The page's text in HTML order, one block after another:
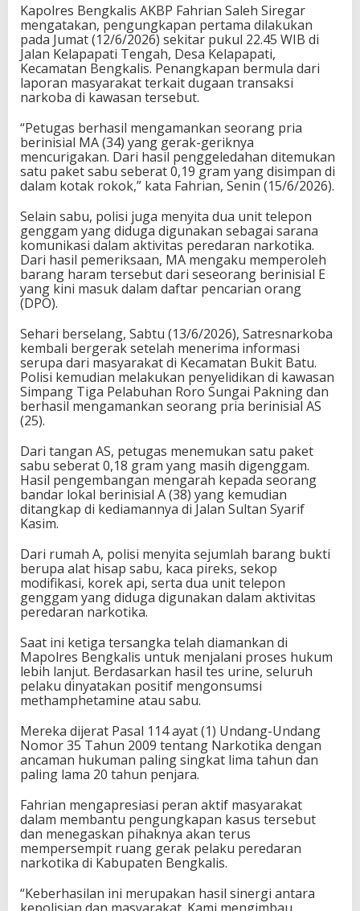
Kapolres Bengkalis AKBP Fahrian Saleh Siregar
mengatakan, pengungkapan pertama dilakukan
pada Jumat (12/6/2026) sekitar pukul 22.45 WIB di
Jalan Kelapapati Tengah, Desa Kelapapati,
Kecamatan Bengkalis. Penangkapan bermula dari
laporan masyarakat terkait dugaan transaksi
narkoba di kawasan tersebut.
“Petugas berhasil mengamankan seorang pria
berinisial MA (34) yang gerak-geriknya
mencurigakan. Dari hasil penggeledahan ditemukan
satu paket sabu seberat 0,19 gram yang disimpan di
dalam kotak rokok,” kata Fahrian, Senin (15/6/2026).
Selain sabu, polisi juga menyita dua unit telepon
genggam yang diduga digunakan sebagai sarana
komunikasi dalam aktivitas peredaran narkotika.
Dari hasil pemeriksaan, MA mengaku memperoleh
barang haram tersebut dari seseorang berinisial E
yang kini masuk dalam daftar pencarian orang
(DPO).
Sehari berselang, Sabtu (13/6/2026), Satresnarkoba
kembali bergerak setelah menerima informasi
serupa dari masyarakat di Kecamatan Bukit Batu.
Polisi kemudian melakukan penyelidikan di kawasan
Simpang Tiga Pelabuhan Roro Sungai Pakning dan
berhasil mengamankan seorang pria berinisial AS
(25).
Dari tangan AS, petugas menemukan satu paket
sabu seberat 0,18 gram yang masih digenggam.
Hasil pengembangan mengarah kepada seorang
bandar lokal berinisial A (38) yang kemudian
ditangkap di kediamannya di Jalan Sultan Syarif
Kasim.
Dari rumah A, polisi menyita sejumlah barang bukti
berupa alat hisap sabu, kaca pireks, sekop
modifikasi, korek api, serta dua unit telepon
genggam yang diduga digunakan dalam aktivitas
peredaran narkotika.
Saat ini ketiga tersangka telah diamankan di
Mapolres Bengkalis untuk menjalani proses hukum
lebih lanjut. Berdasarkan hasil tes urine, seluruh
pelaku dinyatakan positif mengonsumsi
methamphetamine atau sabu.
Mereka dijerat Pasal 114 ayat (1) Undang-Undang
Nomor 35 Tahun 2009 tentang Narkotika dengan
ancaman hukuman paling singkat lima tahun dan
paling lama 20 tahun penjara.
Fahrian mengapresiasi peran aktif masyarakat
dalam membantu pengungkapan kasus tersebut
dan menegaskan pihaknya akan terus
mempersempit ruang gerak pelaku peredaran
narkotika di Kabupaten Bengkalis.
“Keberhasilan ini merupakan hasil sinergi antara